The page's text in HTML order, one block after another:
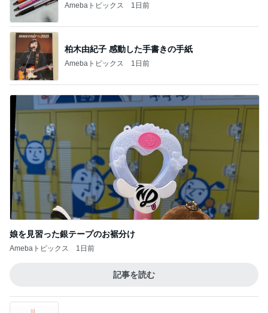
Amebaトピックス 1日前
柏木由紀子 感動した手書きの手紙
Amebaトピックス 1日前
娘を見習った銀テープのお裾分け
Amebaトピックス 1日前
記事を読む